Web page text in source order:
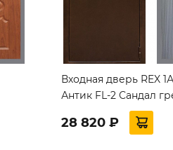
Входная дверь REX
Антик FL-2 Сандал
28 820 ₽